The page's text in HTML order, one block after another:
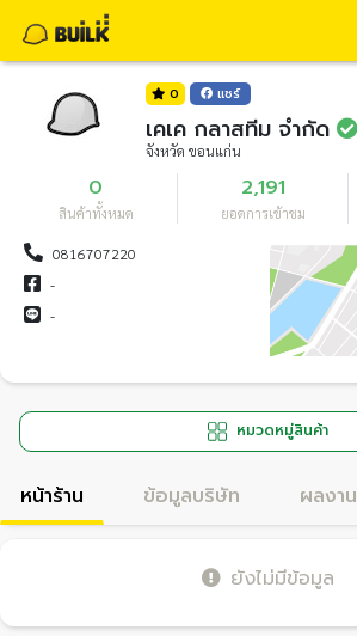
0 แชร์
เคเค กลาสทีม จำกัด
จังหวัด ขอนแก่น
0
สินค้าทั้งหมด
2,191
ยอดการเข้าชม
0816707220
-
-
หมวดหมู่สินค้า
หน้าร้าน ข้อมูลบริษัท ผลงาน
ยังไม่มีข้อมูล